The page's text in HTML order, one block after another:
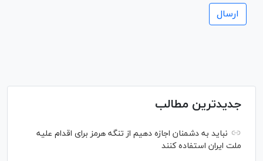
جدیدترین مطالب
نباید به دشمنان اجازه دهیم از تنگه هرمز برای اقدام علیه
ملت ایران استفاده کنند